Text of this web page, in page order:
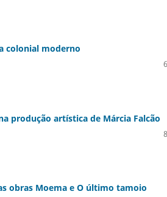
colonial moderno
produção artística de Márcia Falcão
obras Moema e O último tamoio